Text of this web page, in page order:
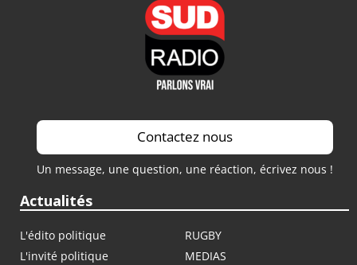
Contactez nous
Un message, une question, une réaction, écrivez nous !
Actualités
L'édito politique
RUGBY
L'invité politique
MEDIAS